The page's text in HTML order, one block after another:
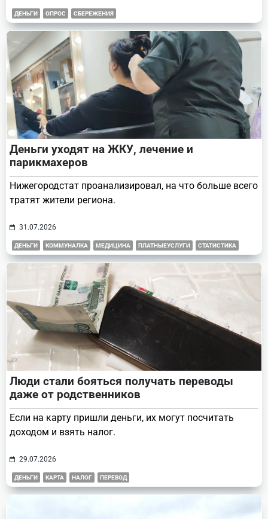
ДЕНЬГИ ОПРОС СБЕРЕЖЕНИЯ
Деньги уходят на ЖКУ, лечение и
парикмахеров
Нижегородстат проанализировал, на что больше всего
тратят жители региона.
31.07.2026
ДЕНЬГИ КОММУНАЛКА МЕДИЦИНА ПЛАТНЫЕУСЛУГИ СТАТИСТИКА
Люди стали бояться получать переводы
даже от родственников
Если на карту пришли деньги, их могут посчитать
доходом и взять налог.
29.07.2026
ДЕНЬГИ КАРТА НАЛОГ ПЕРЕВОД